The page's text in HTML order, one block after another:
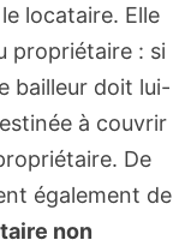
locataire. Elle
propriétaire : si
bailleur doit lui-
à couvrir
De
également de
non